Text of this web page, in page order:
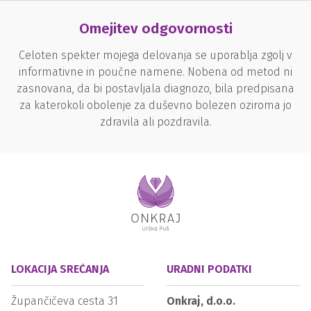
Omejitev odgovornosti
Celoten spekter mojega delovanja se uporablja zgolj v
informativne in poučne namene. Nobena od metod ni
zasnovana, da bi postavljala diagnozo, bila predpisana
za katerokoli obolenje za duševno bolezen oziroma jo
zdravila ali pozdravila.
LOKACIJA SREČANJA
Župančičeva cesta 31
URADNI PODATKI
Onkraj, d.o.o.